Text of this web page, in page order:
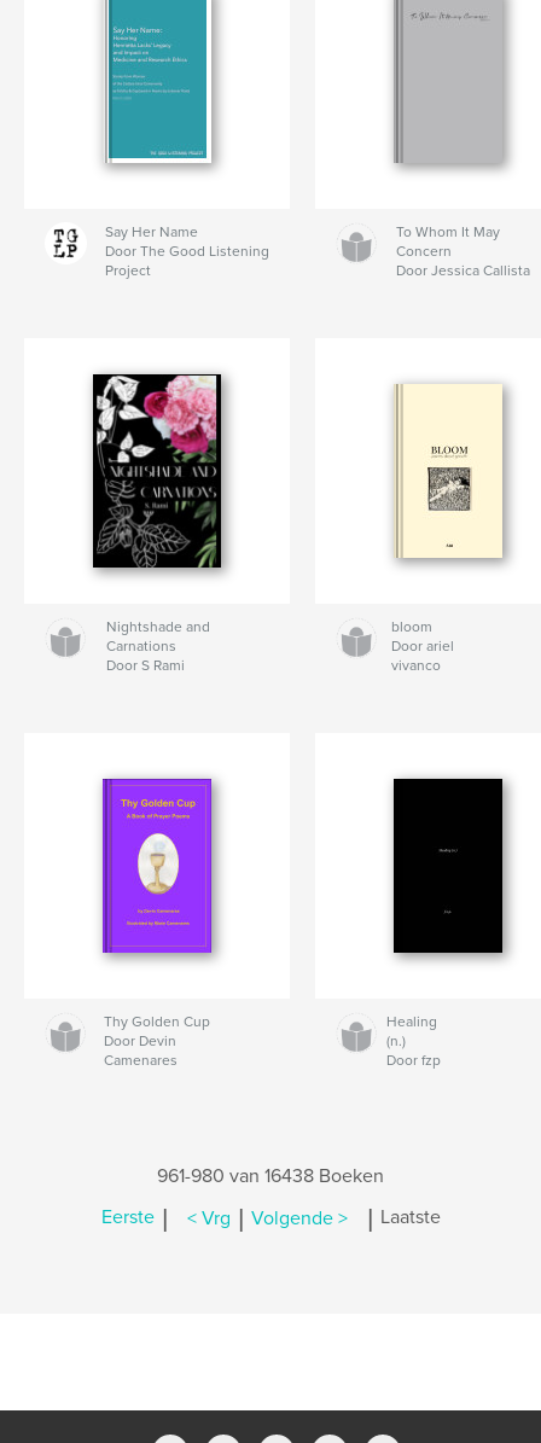
Say Her Name
Door The Good Listening
Project
To Whom It May
Concern
Door Jessica Callista
Nightshade and
Carnations
Door S Rami
bloom
Door ariel
vivanco
Thy Golden Cup
Door Devin
Camenares
Healing
(n.)
Door fzp
961-980 van 16438 Boeken
Eerste | < Vrg | Volgende > | Laatste